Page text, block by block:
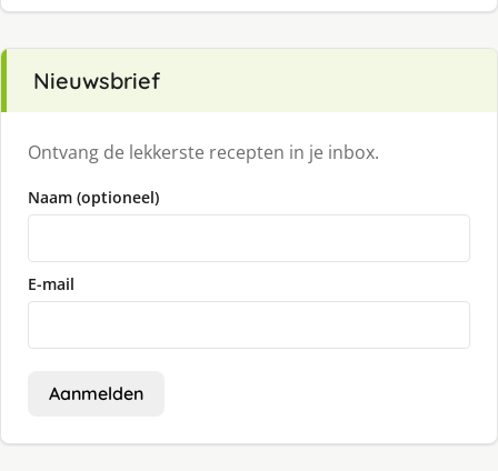
Nieuwsbrief
Ontvang de lekkerste recepten in je inbox.
Naam (optioneel)
E-mail
Aanmelden